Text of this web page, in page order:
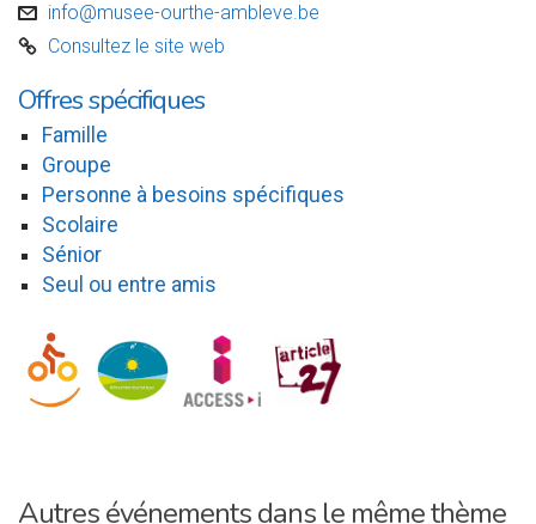
v info@musee-ourthe-ambleve.be
C Consultez le site web
Offres spécifiques
Famille
Groupe
Personne à besoins spécifiques
Scolaire
Sénior
Seul ou entre amis
Autres événements dans le même thème